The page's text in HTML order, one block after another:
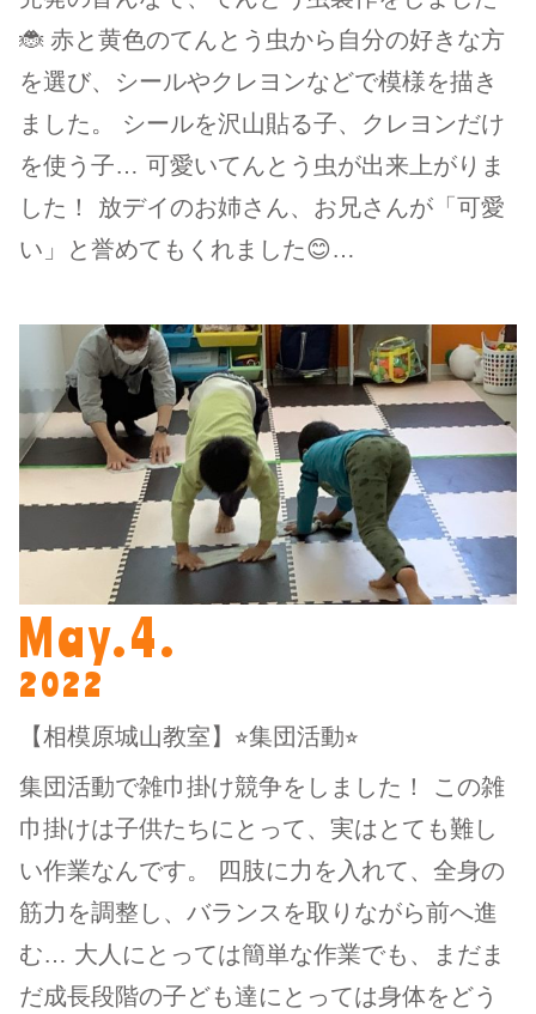
🐞 赤と黄色のてんとう虫から自分の好きな方
を選び、シールやクレヨンなどで模様を描き
ました。 シールを沢山貼る子、クレヨンだけ
を使う子… 可愛いてんとう虫が出来上がりま
した！ 放デイのお姉さん、お兄さんが「可愛
い」と誉めてもくれました😊…
May.4.
2022
【相模原城山教室】⭐︎集団活動⭐︎
集団活動で雑巾掛け競争をしました！ この雑
巾掛けは子供たちにとって、実はとても難し
い作業なんです。 四肢に力を入れて、全身の
筋力を調整し、バランスを取りながら前へ進
む… 大人にとっては簡単な作業でも、まだま
だ成長段階の子ども達にとっては身体をどう